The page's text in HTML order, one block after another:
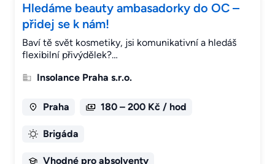
Hledáme beauty ambasadorky do OC –
přidej se k nám!
Baví tě svět kosmetiky, jsi komunikativní a hledáš
flexibilní přivýdělek?…
Insolance Praha s.r.o.
Praha 180 – 200 Kč / hod
Brigáda
Vhodné pro absolventy